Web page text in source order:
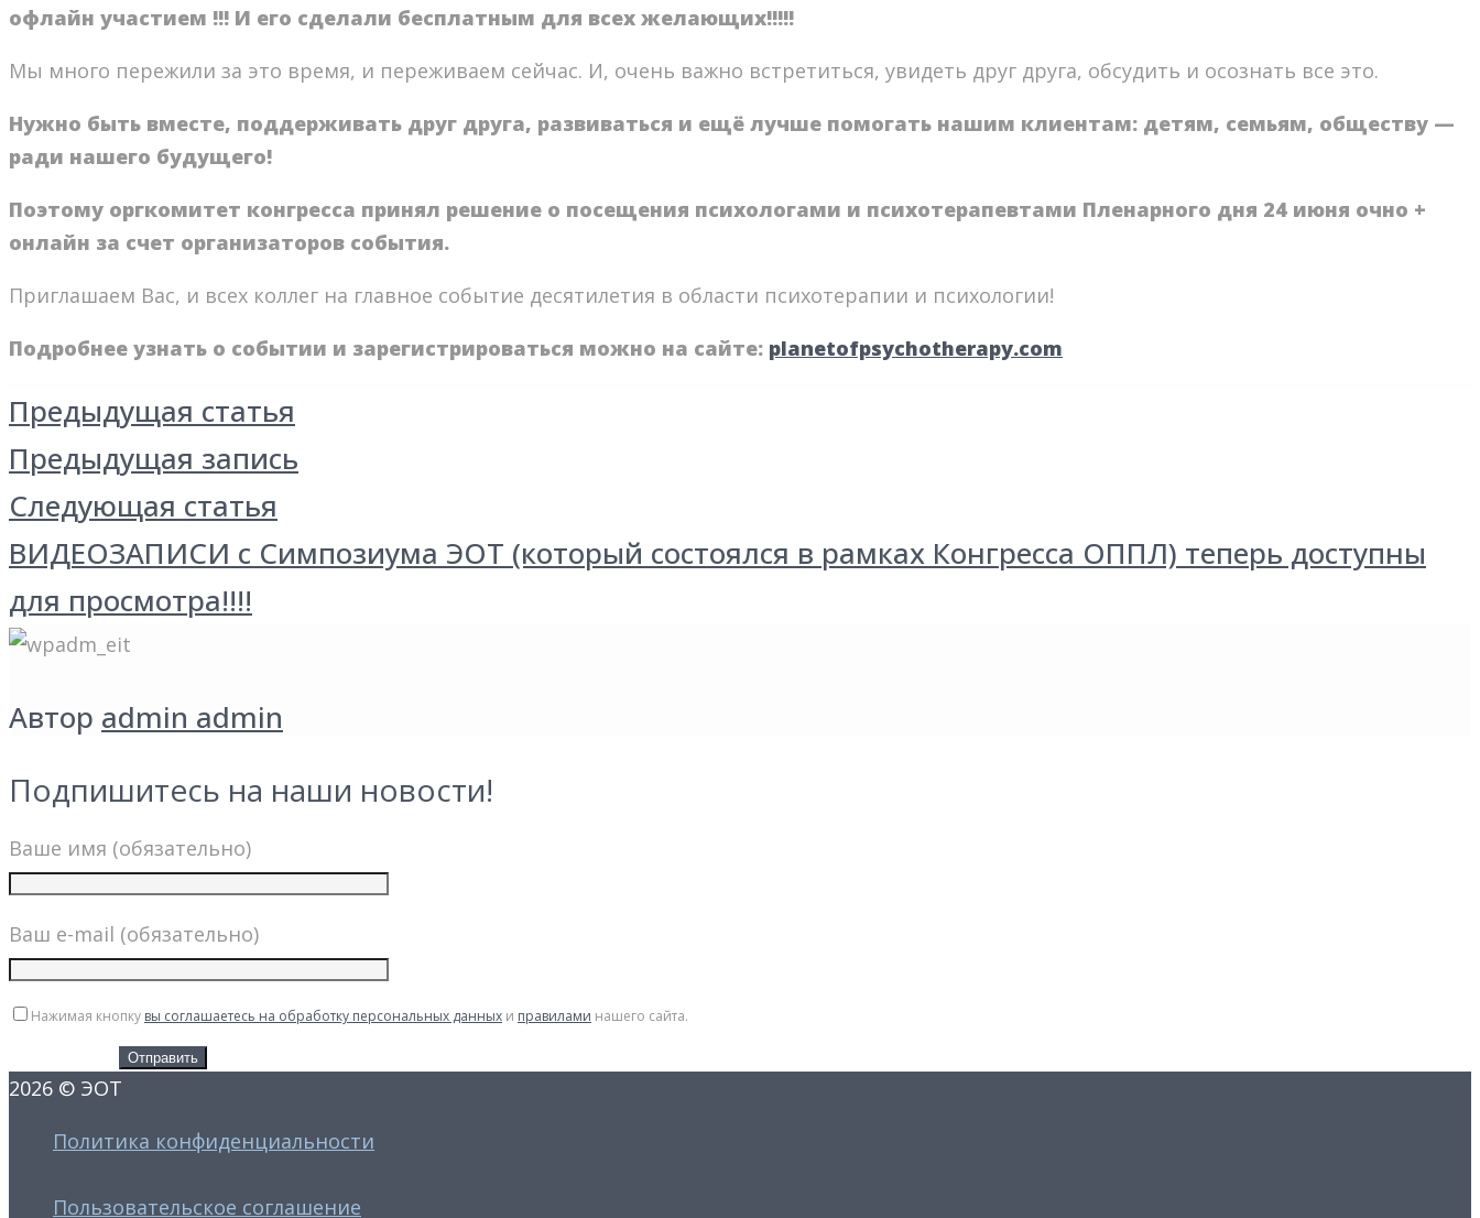
офлайн участием !!! И его сделали бесплатным для всех желающих!!!!!
Мы много пережили за это время, и переживаем сейчас. И, очень важно встретиться, увидеть друг друга, обсудить и осознать все это.
Нужно быть вместе, поддерживать друг друга, развиваться и ещё лучше помогать нашим клиентам: детям, семьям, обществу —
ради нашего будущего!⠀
Поэтому оргкомитет конгресса принял решение о посещения психологами и психотерапевтами Пленарного дня 24 июня очно +
онлайн за счет организаторов события.
Приглашаем Вас, и всех коллег на главное событие десятилетия в области психотерапии и психологии!
Подробнее узнать о событии и зарегистрироваться можно на сайте: planetofpsychotherapy.com
Facebook
Twitter
Google+
Навигация
по
записям
Предыдущая статья
Предыдущая запись
Следующая статья
ВИДЕОЗАПИСИ с Симпозиума ЭОТ (который состоялся в рамках Конгресса ОППЛ) теперь доступны
для просмотра!!!!
Автор admin admin
Подпишитесь на наши новости!
Ваше имя (обязательно)
Ваш e-mail (обязательно)
Нажимая кнопку вы соглашаетесь на обработку персональных данных и правилами нашего сайта.
2026 © ЭОТ
Политика конфиденциальности
Пользовательское соглашение